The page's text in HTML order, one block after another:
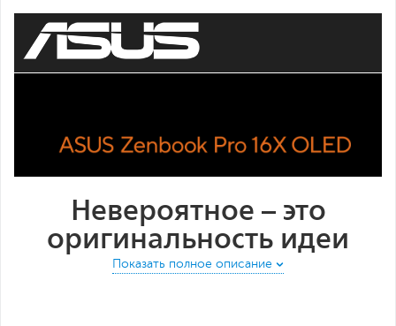
Все характеристики
Невероятное – это
оригинальность идеи